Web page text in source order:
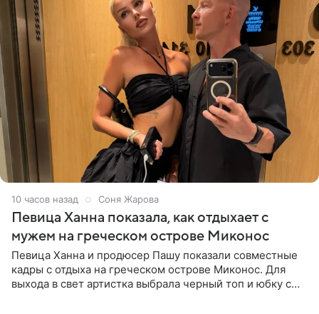
10 часов назад Соня Жарова
Певица Ханна показала, как отдыхает с
мужем на греческом острове Миконос
Певица Ханна и продюсер Пашу показали совместные
кадры с отдыха на греческом острове Миконос. Для
выхода в свет артистка выбрала черный топ и юбку с